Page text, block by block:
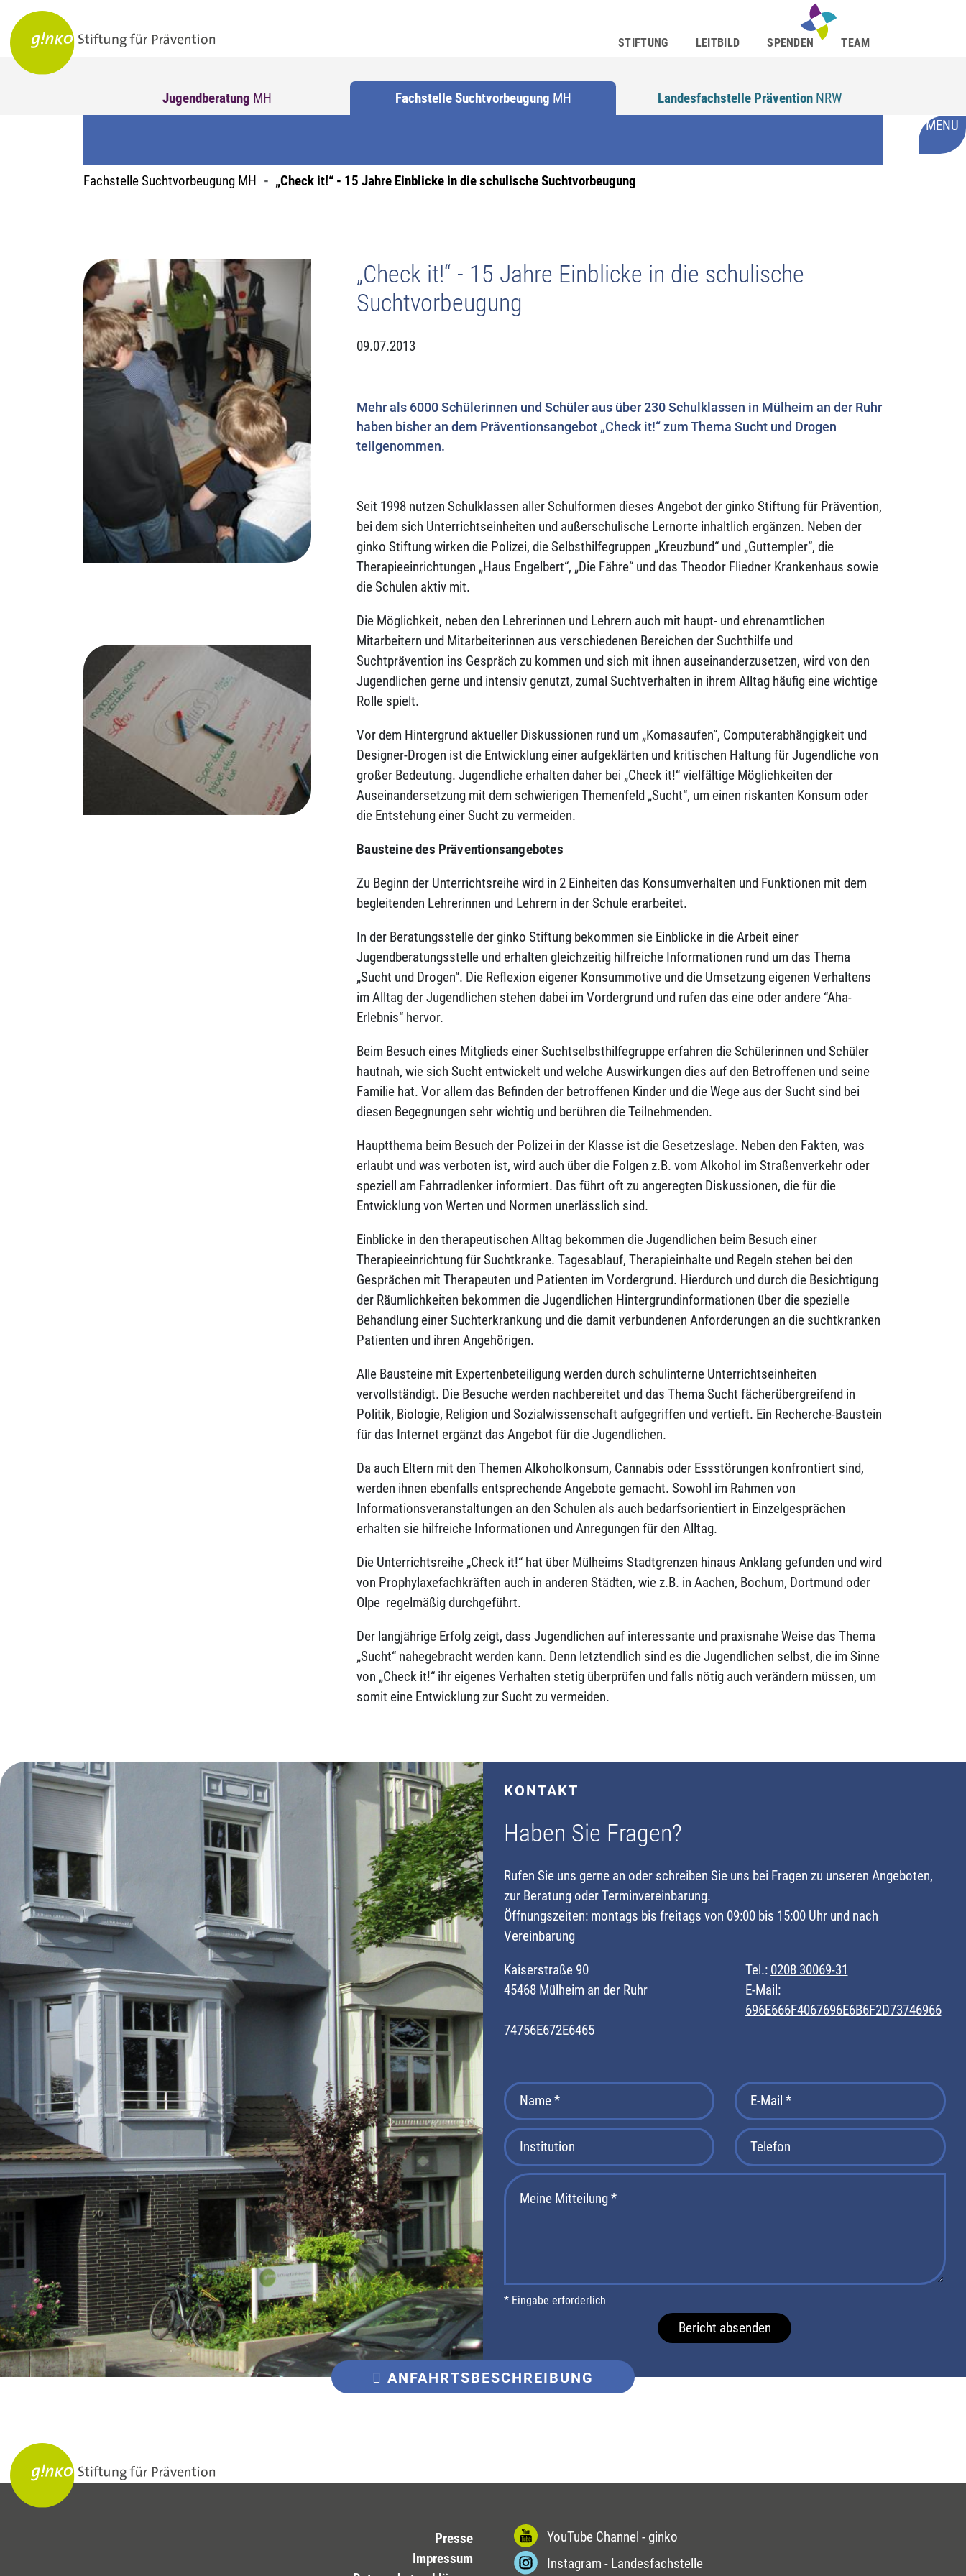
STIFTUNG LEITBILD SPENDEN TEAM
Jugendberatung MH Fachstelle Suchtvorbeugung MH Landesfachstelle Prävention NRW
Fachstelle Suchtvorbeugung MH „Check it!“ - 15 Jahre Einblicke in die schulische Suchtvorbeugung
MENU
„Check it!“ - 15 Jahre Einblicke in die schulische
Suchtvorbeugung
09.07.2013
Mehr als 6000 Schülerinnen und Schüler aus über 230 Schulklassen in Mülheim an der Ruhr
haben bisher an dem Präventionsangebot „Check it!“ zum Thema Sucht und Drogen
teilgenommen.
Seit 1998 nutzen Schulklassen aller Schulformen dieses Angebot der ginko Stiftung für Prävention,
bei dem sich Unterrichtseinheiten und außerschulische Lernorte inhaltlich ergänzen. Neben der
ginko Stiftung wirken die Polizei, die Selbsthilfegruppen „Kreuzbund“ und „Guttempler“, die
Therapieeinrichtungen „Haus Engelbert“, „Die Fähre“ und das Theodor Fliedner Krankenhaus sowie
die Schulen aktiv mit.
Die Möglichkeit, neben den Lehrerinnen und Lehrern auch mit haupt- und ehrenamtlichen
Mitarbeitern und Mitarbeiterinnen aus verschiedenen Bereichen der Suchthilfe und
Suchtprävention ins Gespräch zu kommen und sich mit ihnen auseinanderzusetzen, wird von den
Jugendlichen gerne und intensiv genutzt, zumal Suchtverhalten in ihrem Alltag häufig eine wichtige
Rolle spielt.
Vor dem Hintergrund aktueller Diskussionen rund um „Komasaufen“, Computerabhängigkeit und
Designer-Drogen ist die Entwicklung einer aufgeklärten und kritischen Haltung für Jugendliche von
großer Bedeutung. Jugendliche erhalten daher bei „Check it!“ vielfältige Möglichkeiten der
Auseinandersetzung mit dem schwierigen Themenfeld „Sucht“, um einen riskanten Konsum oder
die Entstehung einer Sucht zu vermeiden.
Bausteine des Präventionsangebotes
Zu Beginn der Unterrichtsreihe wird in 2 Einheiten das Konsumverhalten und Funktionen mit dem
begleitenden Lehrerinnen und Lehrern in der Schule erarbeitet.
In der Beratungsstelle der ginko Stiftung bekommen sie Einblicke in die Arbeit einer
Jugendberatungsstelle und erhalten gleichzeitig hilfreiche Informationen rund um das Thema
„Sucht und Drogen“. Die Reflexion eigener Konsummotive und die Umsetzung eigenen Verhaltens
im Alltag der Jugendlichen stehen dabei im Vordergrund und rufen das eine oder andere “Aha-
Erlebnis“ hervor.
Beim Besuch eines Mitglieds einer Suchtselbsthilfegruppe erfahren die Schülerinnen und Schüler
hautnah, wie sich Sucht entwickelt und welche Auswirkungen dies auf den Betroffenen und seine
Familie hat. Vor allem das Befinden der betroffenen Kinder und die Wege aus der Sucht sind bei
diesen Begegnungen sehr wichtig und berühren die Teilnehmenden.
Hauptthema beim Besuch der Polizei in der Klasse ist die Gesetzeslage. Neben den Fakten, was
erlaubt und was verboten ist, wird auch über die Folgen z.B. vom Alkohol im Straßenverkehr oder
speziell am Fahrradlenker informiert. Das führt oft zu angeregten Diskussionen, die für die
Entwicklung von Werten und Normen unerlässlich sind.
Einblicke in den therapeutischen Alltag bekommen die Jugendlichen beim Besuch einer
Therapieeinrichtung für Suchtkranke. Tagesablauf, Therapieinhalte und Regeln stehen bei den
Gesprächen mit Therapeuten und Patienten im Vordergrund. Hierdurch und durch die Besichtigung
der Räumlichkeiten bekommen die Jugendlichen Hintergrundinformationen über die spezielle
Behandlung einer Suchterkrankung und die damit verbundenen Anforderungen an die suchtkranken
Patienten und ihren Angehörigen.
Alle Bausteine mit Expertenbeteiligung werden durch schulinterne Unterrichtseinheiten
vervollständigt. Die Besuche werden nachbereitet und das Thema Sucht fächerübergreifend in
Politik, Biologie, Religion und Sozialwissenschaft aufgegriffen und vertieft. Ein Recherche-Baustein
für das Internet ergänzt das Angebot für die Jugendlichen.
Da auch Eltern mit den Themen Alkoholkonsum, Cannabis oder Essstörungen konfrontiert sind,
werden ihnen ebenfalls entsprechende Angebote gemacht. Sowohl im Rahmen von
Informationsveranstaltungen an den Schulen als auch bedarfsorientiert in Einzelgesprächen
erhalten sie hilfreiche Informationen und Anregungen für den Alltag.
Die Unterrichtsreihe „Check it!“ hat über Mülheims Stadtgrenzen hinaus Anklang gefunden und wird
von Prophylaxefachkräften auch in anderen Städten, wie z.B. in Aachen, Bochum, Dortmund oder
Olpe regelmäßig durchgeführt.
Der langjährige Erfolg zeigt, dass Jugendlichen auf interessante und praxisnahe Weise das Thema
„Sucht“ nahegebracht werden kann. Denn letztendlich sind es die Jugendlichen selbst, die im Sinne
von „Check it!“ ihr eigenes Verhalten stetig überprüfen und falls nötig auch verändern müssen, um
somit eine Entwicklung zur Sucht zu vermeiden.
KONTAKT
Haben Sie Fragen?
Rufen Sie uns gerne an oder schreiben Sie uns bei Fragen zu unseren Angeboten,
zur Beratung oder Terminvereinbarung.
Öffnungszeiten: montags bis freitags von 09:00 bis 15:00 Uhr und nach
Vereinbarung
Kaiserstraße 90
45468 Mülheim an der Ruhr
Tel.: 0208 30069-31
E-Mail:
696E666F4067696E6B6F2D73746966
74756E672E6465
* Eingabe erforderlich
Bericht absenden
ANFAHRTSBESCHREIBUNG
Presse
Impressum
YouTube Channel - ginko
Instagram - Landesfachstelle